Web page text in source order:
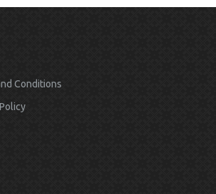
Conditions